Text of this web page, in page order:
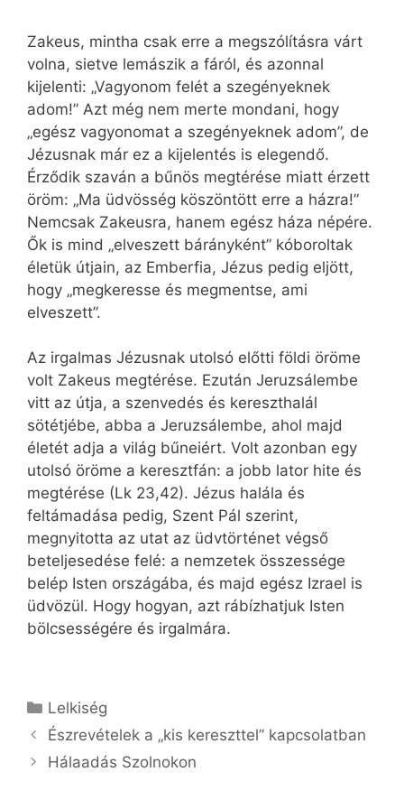
Zakeus, mintha csak erre a megszólításra várt
volna, sietve lemászik a fáról, és azonnal
kijelenti: „Vagyonom felét a szegényeknek
adom!” Azt még nem merte mondani, hogy
„egész vagyonomat a szegényeknek adom”, de
Jézusnak már ez a kijelentés is elegendő.
Érződik szaván a bűnös megtérése miatt érzett
öröm: „Ma üdvösség köszöntött erre a házra!”
Nemcsak Zakeusra, hanem egész háza népére.
Ők is mind „elveszett bárányként” kóboroltak
életük útjain, az Emberfia, Jézus pedig eljött,
hogy „megkeresse és megmentse, ami
elveszett”.
Az irgalmas Jézusnak utolsó előtti földi öröme
volt Zakeus megtérése. Ezután Jeruzsálembe
vitt az útja, a szenvedés és kereszthalál
sötétjébe, abba a Jeruzsálembe, ahol majd
életét adja a világ bűneiért. Volt azonban egy
utolsó öröme a keresztfán: a jobb lator hite és
megtérése (Lk 23,42). Jézus halála és
feltámadása pedig, Szent Pál szerint,
megnyitotta az utat az üdvtörténet végső
beteljesedése felé: a nemzetek összessége
belép Isten országába, és majd egész Izrael is
üdvözül. Hogy hogyan, azt rábízhatjuk Isten
bölcsességére és irgalmára.
Kategória
Lelkiség
Észrevételek a „kis kereszttel” kapcsolatban
Hálaadás Szolnokon